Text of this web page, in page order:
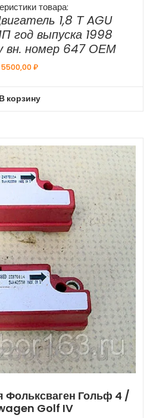
товара:
1,8 Т AGU
год выпуска 1998
вн. номер 647 ОЕМ
5500,00₽
В корзину
Фольксваген Гольф 4 /
Golf IV